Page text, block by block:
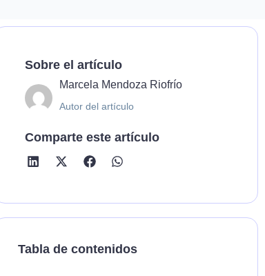
Sobre el artículo
Marcela Mendoza Riofrío
Autor del artículo
Comparte este artículo
Tabla de contenidos